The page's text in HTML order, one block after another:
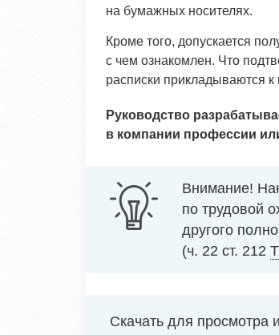
на бумажных носителях.
Кроме того, допускается
с чем ознакомлен. Что
расписки прикладываются
Руководство
в компании профессии
Внимание!
по трудовой
другого
(ч. 22 ст. 212
Скачать для просмотра